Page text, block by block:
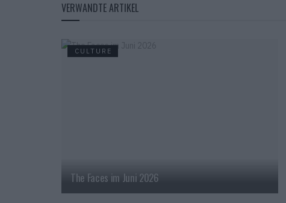
VERWANDTE ARTIKEL
CULTURE
The Faces im Juni 2026